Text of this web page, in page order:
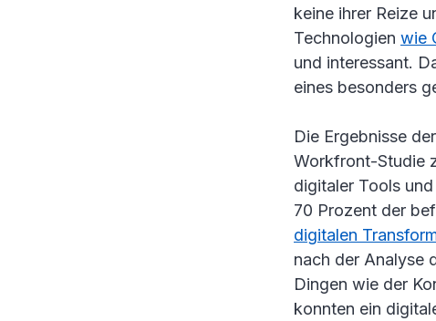
keine ihrer Reize
Technologien wie
und interessant.
eines besonders
Die Ergebnisse
Workfront-Studie
digitaler Tools
70 Prozent der
digitalen
nach der Analyse
Dingen wie der
konnten ein